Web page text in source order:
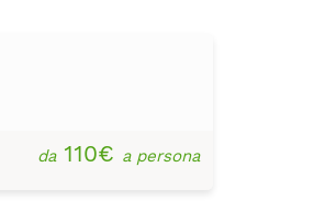
da110€ a persona